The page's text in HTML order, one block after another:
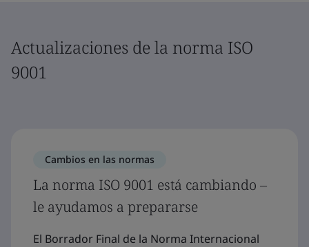
Actualizaciones de la norma ISO
9001
Cambios en las normas
La norma ISO 9001 está cambiando –
le ayudamos a prepararse
El Borrador Final de la Norma Internacional